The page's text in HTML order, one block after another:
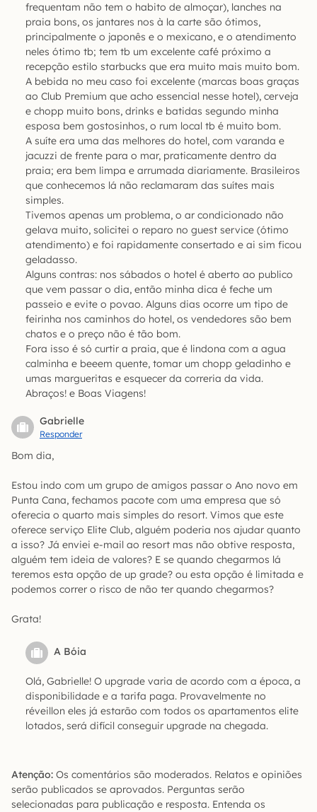
frequentam não tem o habito de almoçar), lanches na
praia bons, os jantares nos à la carte são ótimos,
principalmente o japonês e o mexicano, e o atendimento
neles ótimo tb; tem tb um excelente café próximo a
recepção estilo starbucks que era muito mais muito bom.
A bebida no meu caso foi excelente (marcas boas graças
ao Club Premium que acho essencial nesse hotel), cerveja
e chopp muito bons, drinks e batidas segundo minha
esposa bem gostosinhos, o rum local tb é muito bom.
A suíte era uma das melhores do hotel, com varanda e
jacuzzi de frente para o mar, praticamente dentro da
praia; era bem limpa e arrumada diariamente. Brasileiros
que conhecemos lá não reclamaram das suítes mais
simples.
Tivemos apenas um problema, o ar condicionado não
gelava muito, solicitei o reparo no guest service (ótimo
atendimento) e foi rapidamente consertado e ai sim ficou
geladasso.
Alguns contras: nos sábados o hotel é aberto ao publico
que vem passar o dia, então minha dica é feche um
passeio e evite o povao. Alguns dias ocorre um tipo de
feirinha nos caminhos do hotel, os vendedores são bem
chatos e o preço não é tão bom.
Fora isso é só curtir a praia, que é lindona com a agua
calminha e beeem quente, tomar um chopp geladinho e
umas margueritas e esquecer da correria da vida.
Abraços! e Boas Viagens!
Gabrielle
Responder
Bom dia,
Estou indo com um grupo de amigos passar o Ano novo em
Punta Cana, fechamos pacote com uma empresa que só
oferecia o quarto mais simples do resort. Vimos que este
oferece serviço Elite Club, alguém poderia nos ajudar quanto
a isso? Já enviei e-mail ao resort mas não obtive resposta,
alguém tem ideia de valores? E se quando chegarmos lá
teremos esta opção de up grade? ou esta opção é limitada e
podemos correr o risco de não ter quando chegarmos?
Grata!
A Bóia
Olá, Gabrielle! O upgrade varia de acordo com a época, a
disponibilidade e a tarifa paga. Provavelmente no
réveillon eles já estarão com todos os apartamentos elite
lotados, será difícil conseguir upgrade na chegada.
Atenção: Os comentários são moderados. Relatos e opiniões
serão publicados se aprovados. Perguntas serão
selecionadas para publicação e resposta. Entenda os